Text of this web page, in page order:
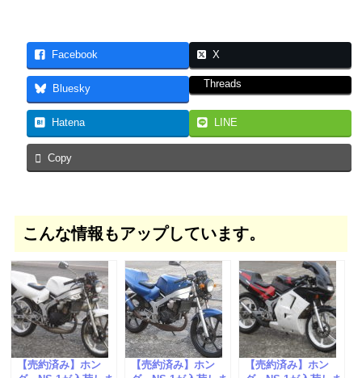
Facebook X
Bluesky Threads
Hatena LINE
Copy
こんな情報もアップしています。
【売約済み】ホン
【売約済み】ホン
【売約済み】ホン